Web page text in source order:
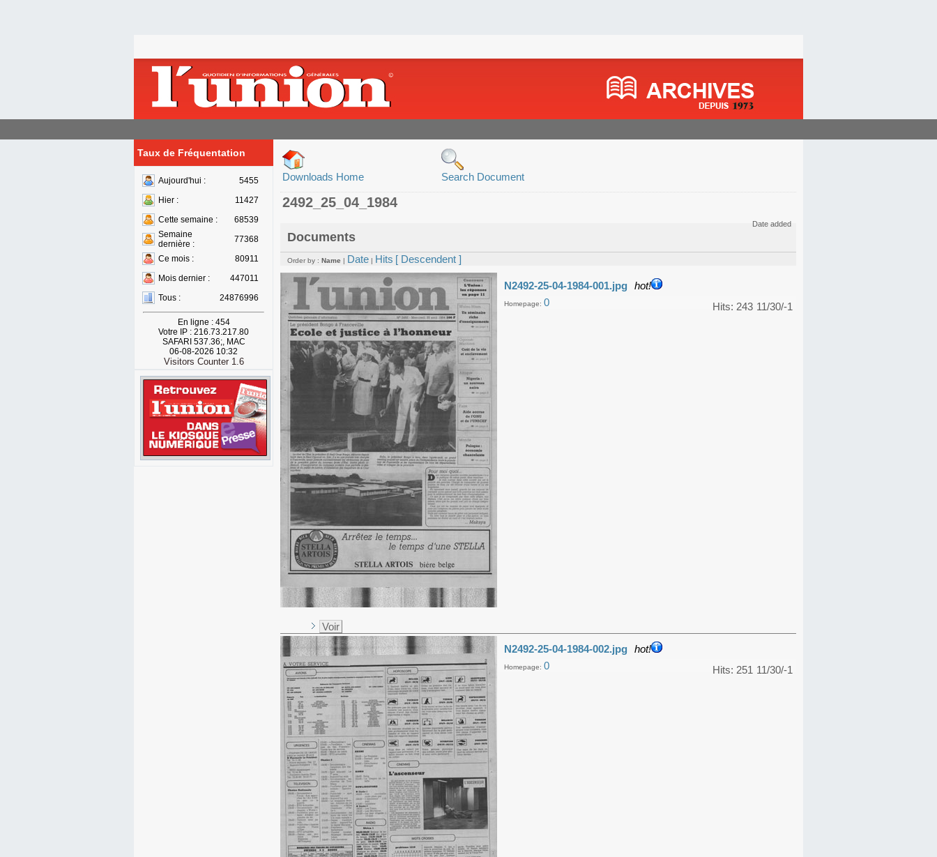
Taux de Fréquentation
Aujourd'hui :
5455
Hier :
11427
Cette semaine :
68539
Semaine
dernière :
77368
Ce mois :
80911
Mois dernier :
447011
Tous :
24876996
En ligne : 454
Votre IP : 216.73.217.80
SAFARI 537.36;, MAC
06-08-2026 10:32
Visitors Counter 1.6
Downloads Home Search Document
2492_25_04_1984
Documents
Date added
Order by : Name | Date | Hits [ Descendent ]
N2492-25-04-1984-001.jpg hot!
11/30/-1
Hits: 243
Homepage: 0
Voir
N2492-25-04-1984-002.jpg hot!
11/30/-1
Hits: 251
Homepage: 0